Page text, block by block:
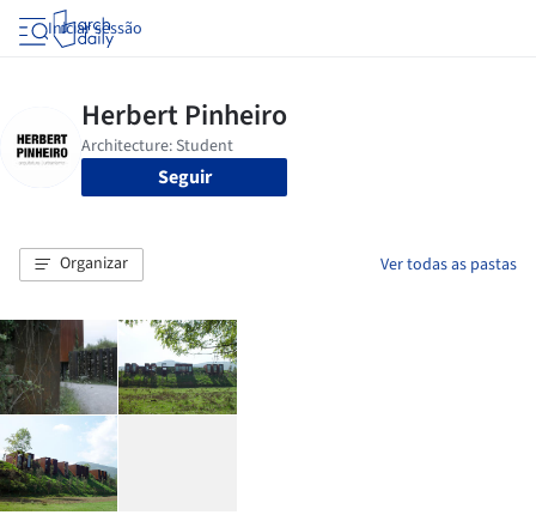
Iniciar sessão
Seguir
Organizar Ver todas as pastas